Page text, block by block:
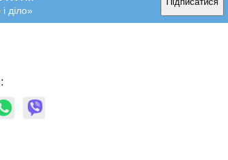
діло»